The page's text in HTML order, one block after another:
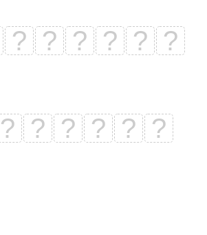
? ? ? ? ? ?
? ? ? ? ? ?